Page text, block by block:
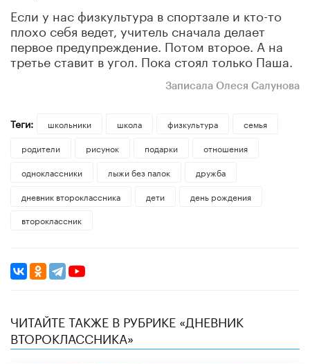
Если у нас физкультура в спортзале и кто-то
плохо себя ведет, учитель сначала делает
первое предупреждение. Потом второе. А на
третье ставит в угол. Пока стоял только Паша.
Записала Олеся Салунова
Теги: школьники школа физкультура
семья
родители
рисунок подарки
отношения
одноклассники
лыжи без палок
дружба
дневник второклассника
дети
день рождения
второклассник
ЧИТАЙТЕ ТАКЖЕ В РУБРИКЕ «ДНЕВНИК
ВТОРОКЛАССНИКА»